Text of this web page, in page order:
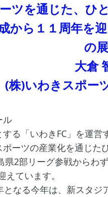
ツを通じた、ひ
から１１周年を
の
大倉
(株)いわきスポー
ル
る「いわきFC」を運
ーツの産業化を通じた
県2部リーグ参戦からわ
えています。
となる今年は、新スタ